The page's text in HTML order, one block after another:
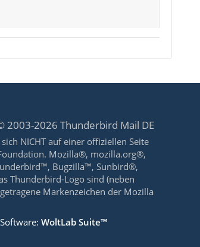
2003-2026 Thunderbird Mail DE
NICHT auf einer offiziellen Seite
Mozilla®, mozilla.org®,
Bugzilla™, Sunbird®,
Thunderbird-Logo sind (neben
Markenzeichen der Mozilla
WoltLab Suite™